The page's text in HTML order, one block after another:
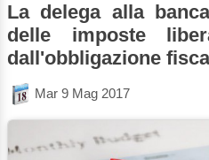
La delega alla
delle imposte
dall'obbligazione
Mar 9 Mag 2017